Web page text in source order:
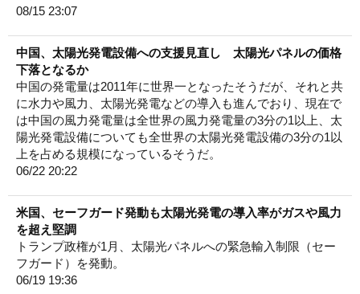
08/15 23:07
中国、太陽光発電設備への支援見直し 太陽光パネルの価格
下落となるか
中国の発電量は2011年に世界一となったそうだが、それと共
に水力や風力、太陽光発電などの導入も進んでおり、現在で
は中国の風力発電量は全世界の風力発電量の3分の1以上、太
陽光発電設備についても全世界の太陽光発電設備の3分の1以
上を占める規模になっているそうだ。
06/22 20:22
米国、セーフガード発動も太陽光発電の導入率がガスや風力
を超え堅調
トランプ政権が1月、太陽光パネルへの緊急輸入制限（セー
フガード）を発動。
06/19 19:36